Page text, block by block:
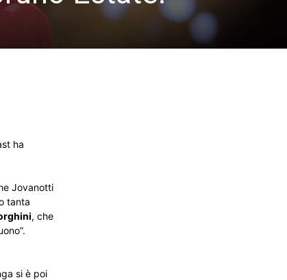
ha
Jovanotti
tanta
, che
si è poi